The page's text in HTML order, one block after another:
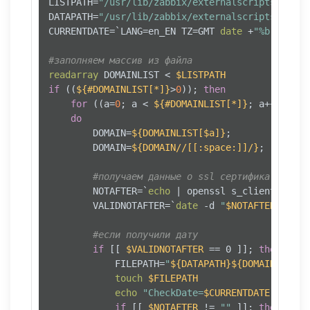
DATAPATH="/usr/lib/zabbix/externalscripts/
CURRENTDATE=`LANG=en_EN TZ=GMT date +"%b %d
#заполняем массив из файла
readarray DOMAINLIST < $LISTPATH
if ((${#DOMAINLIST[*]}>0)); then
for ((a=0; a < ${#DOMAINLIST[*]} ; a++))
do
        DOMAIN=
${DOMAINLIST[$a]} ;
        DOMAIN=
${DOMAIN//[[:space:]]/} ;
#получаем данные о ssl сертификате...
        NOTAFTER=`
echo | openssl s_client -
        VALIDNOTAFTER=`
date -d "$NOTAFTER
#если получили дату
if [[ $VALIDNOTAFTER == 0 ]]; then
            FILEPATH=
"${DATAPATH}${DOMAIN}
touch
$FILEPATH
echo
"CheckDate=$CURRENTDATE
if [[ $NOTAFTER != "" ]]; then